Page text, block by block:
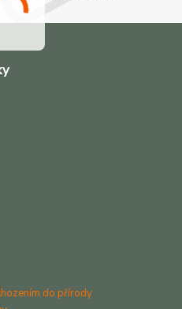
do přírody